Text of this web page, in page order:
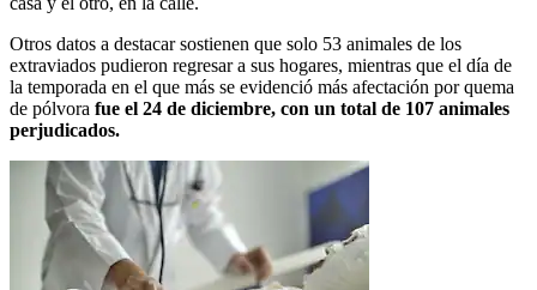
Otros datos a destacar sostienen que solo 53 animales de los
extraviados pudieron regresar a sus hogares, mientras que el día de
la temporada en el que más se evidenció más afectación por quema
de pólvora fue el 24 de diciembre, con un total de 107 animales
perjudicados.